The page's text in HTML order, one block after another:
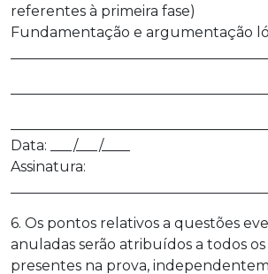
referentes à primeira fase)
Fundamentação e argumentação
Data: ___/___/____
Assinatura:
6. Os pontos relativos a questões
anuladas serão atribuídos a todos
presentes na prova,